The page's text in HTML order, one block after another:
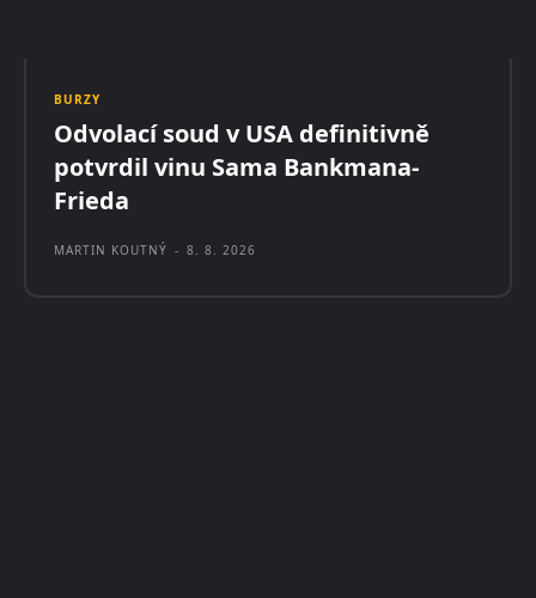
BURZY
Odvolací soud v USA definitivně
potvrdil vinu Sama Bankmana-
Frieda
MARTIN KOUTNÝ - 8. 8. 2026